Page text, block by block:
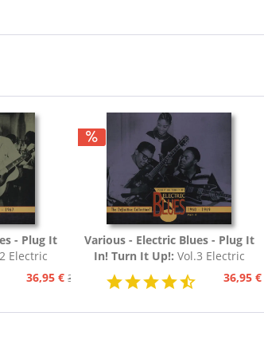
- Plug It
Electric
(3-CD)36,95 € 39,95 €
Various - Electric Blues - Plug It
In! Turn It Up!: Vol.3 Electric
Blues 1960 - 1969 (3-CD)36,95 €